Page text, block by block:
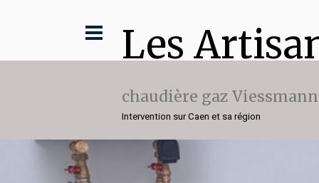
Les
chaudière gaz Viessmann
Intervention sur Caen et sa région